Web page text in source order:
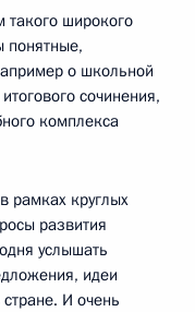
такого широкого
понятные,
о школьной
сочинения,
комплекса
рамках круглых
развития
услышать
идеи
И очень